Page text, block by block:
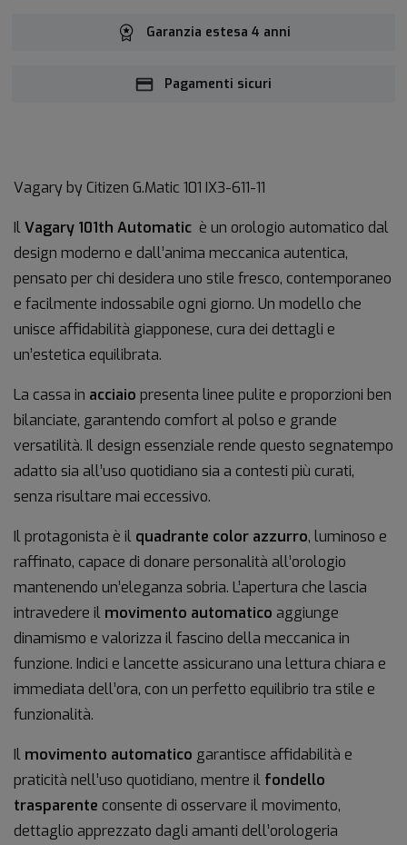
Garanzia estesa 4 anni
Pagamenti sicuri
Vagary by Citizen G.Matic 101 IX3-611-11
IlVagary 101th Automatic è un orologio automatico dal
design moderno e dall’anima meccanica autentica,
pensato per chi desidera uno stile fresco, contemporaneo
e facilmente indossabile ogni giorno. Un modello che
unisce affidabilità giapponese, cura dei dettagli e
un’estetica equilibrata.
La cassa in acciaio presenta linee pulite e proporzioni ben
bilanciate, garantendo comfort al polso e grande
versatilità. Il design essenziale rende questo segnatempo
adatto sia all’uso quotidiano sia a contesti più curati,
senza risultare mai eccessivo.
Il protagonista è il quadrante color azzurro, luminoso e
raffinato, capace di donare personalità all’orologio
mantenendo un’eleganza sobria. L’apertura che lascia
intravedere il movimento automatico aggiunge
dinamismo e valorizza il fascino della meccanica in
funzione. Indici e lancette assicurano una lettura chiara e
immediata dell’ora, con un perfetto equilibrio tra stile e
funzionalità.
Il movimento automatico garantisce affidabilità e
praticità nell’uso quotidiano, mentre il fondello
trasparente consente di osservare il movimento,
dettaglio apprezzato dagli amanti dell’orologeria